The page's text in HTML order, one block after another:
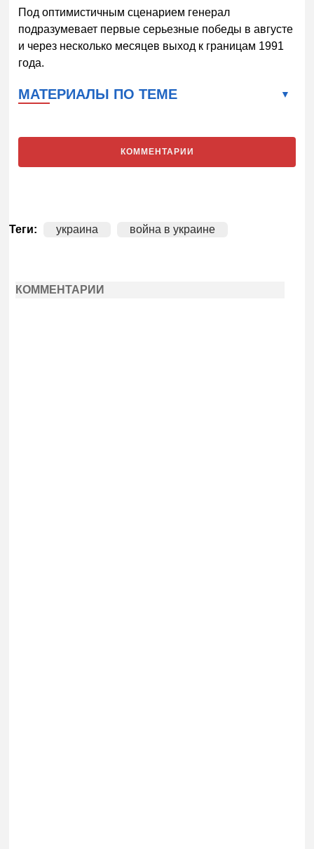
Под оптимистичным сценарием генерал
подразумевает первые серьезные победы в августе
и через несколько месяцев выход к границам 1991
года.
МАТЕРИАЛЫ ПО ТЕМЕ
КОММЕНТАРИИ
Теги: украина война в украине
КОММЕНТАРИИ